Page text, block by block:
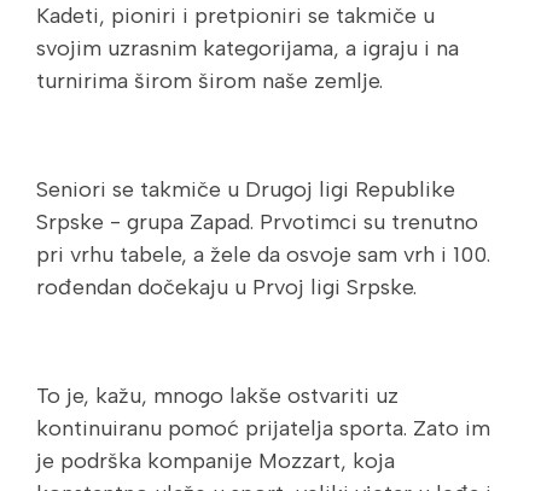
Kadeti, pioniri i pretpioniri se takmiče u
svojim uzrasnim kategorijama, a igraju i na
turnirima širom širom naše zemlje.
Seniori se takmiče u Drugoj ligi Republike
Srpske - grupa Zapad. Prvotimci su trenutno
pri vrhu tabele, a žele da osvoje sam vrh i 100.
rođendan dočekaju u Prvoj ligi Srpske.
To je, kažu, mnogo lakše ostvariti uz
kontinuiranu pomoć prijatelja sporta. Zato im
je podrška kompanije Mozzart, koja